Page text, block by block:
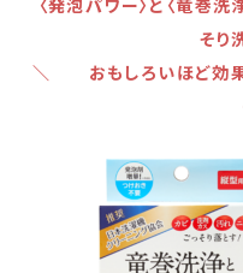
そり
＼ おもしろいほど効果